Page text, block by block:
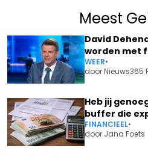
Meest
David
worden met
WEER•
doorNieuws365
Heb jij
buffer die
FINANCIEEL•
door Jana Foets